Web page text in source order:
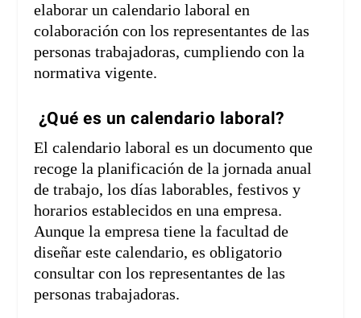
elaborar un calendario laboral en
colaboración con los representantes de las
personas trabajadoras, cumpliendo con la
normativa vigente.
¿Qué es un calendario laboral?
El calendario laboral es un documento que
recoge la planificación de la jornada anual
de trabajo, los días laborables, festivos y
horarios establecidos en una empresa.
Aunque la empresa tiene la facultad de
diseñar este calendario, es obligatorio
consultar con los representantes de las
personas trabajadoras.